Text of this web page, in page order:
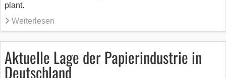
plant.
Weiterlesen
Aktuelle Lage der Papierindustrie in
Deutschland